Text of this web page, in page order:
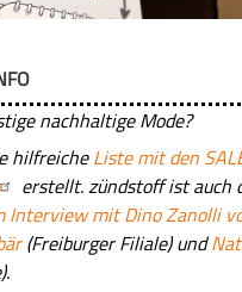
nachhaltige Mode?
hilfreicheListe mit den
erstellt.zündstoffist auch
Interview mit Dino Zanolli
(Freiburger Filiale) und